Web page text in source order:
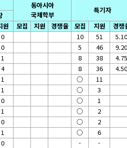
동아시아
국제학부
특기자
원 모집 지원 경쟁율 모집 지원
경쟁
0 10 51
5.10
0 5 46
9.20
1 8 38
4.75
4 8 36
4.50
1 ○
11
1 ○
3
0 ○
1
1 ○
2
0 ○
2
1 ○
6
0 -
-